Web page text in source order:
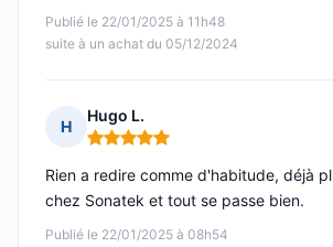
Publié le 22/01/2025 à 11h48
suite à un achat du 05/12/2024
H
Hugo L.
Note : 5 sur 5
Publié le 22/01/2025 à 08h54
Rien a redire comme d'habitude, déjà
chez Sonatek et tout se passe bien.